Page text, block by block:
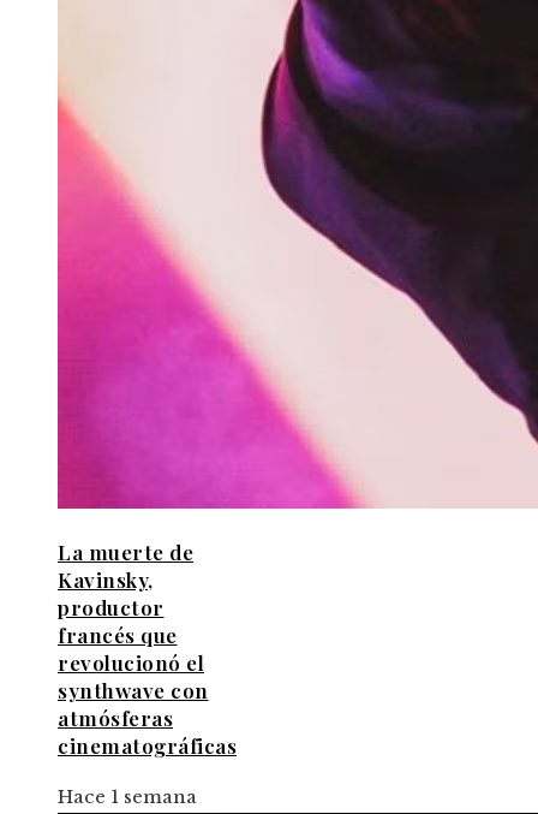
La muerte de
Kavinsky,
productor
francés que
revolucionó el
synthwave con
atmósferas
cinematográficas
Hace 1 semana